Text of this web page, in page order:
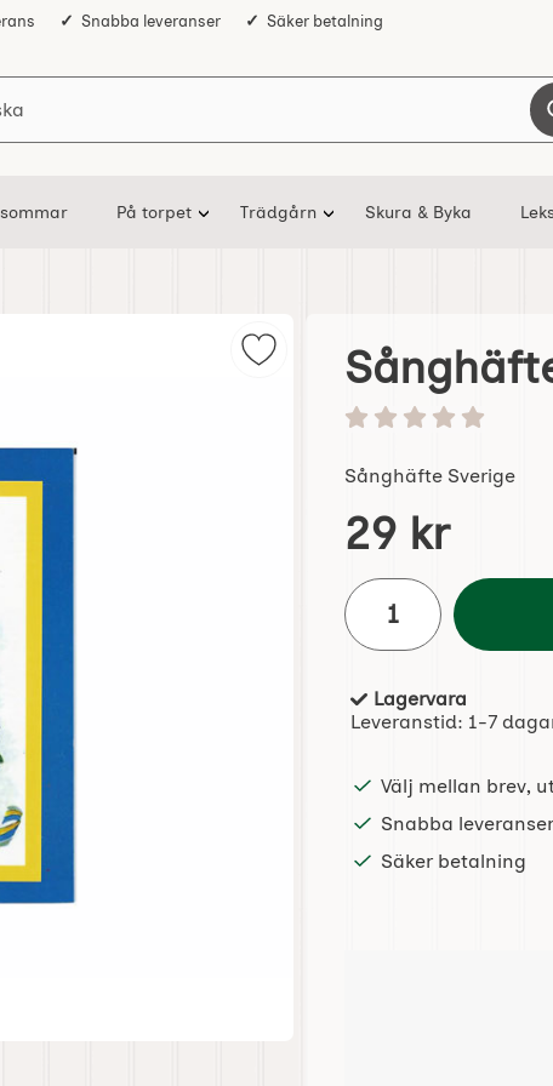
Snabba leveranser Säker betalning
På torpet Trädgårn Skura & Byka
Markera sånghäfte Sverige
Betyg: 0 stjärnor av 5
Sånghäfte Sverige
Handla denna
pris
29 kr
antal
Tillgänglighet:
Lagervara
Leveranstid: 1-7
Välj mellan brev,
Snabba leveranser
Säker betalning